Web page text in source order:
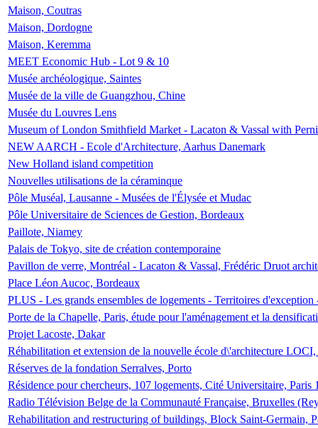
Maison, Coutras
Maison, Dordogne
Maison, Keremma
MEET Economic Hub - Lot 9 & 10
Musée archéologique, Saintes
Musée de la ville de Guangzhou, Chine
Musée du Louvres Lens
Museum of London Smithfield Market - Lacaton & Vassal with
NEW AARCH - Ecole d'Architecture, Aarhus Danemark
New Holland island competition
Nouvelles utilisations de la céraminque
Pôle Muséal, Lausanne - Musées de l'Élysée et Mudac
Pôle Universitaire de Sciences de Gestion, Bordeaux
Paillote, Niamey
Palais de Tokyo, site de création contemporaine
Pavillon de verre, Montréal - Lacaton & Vassal, Frédéric Druot
Place Léon Aucoc, Bordeaux
PLUS - Les grands ensembles de logements - Territoires
Porte de la Chapelle, Paris, étude pour l'aménagement et la
Projet Lacoste, Dakar
Réhabilitation et extension de la nouvelle école d\'architecture
Réserves de la fondation Serralves, Porto
Résidence pour chercheurs, 107 logements, Cité Universitaire, Paris
Radio Télévision Belge de la Communauté Française, Bruxelles
Rehabilitation and restructuring of buildings, Block Saint-Germain,